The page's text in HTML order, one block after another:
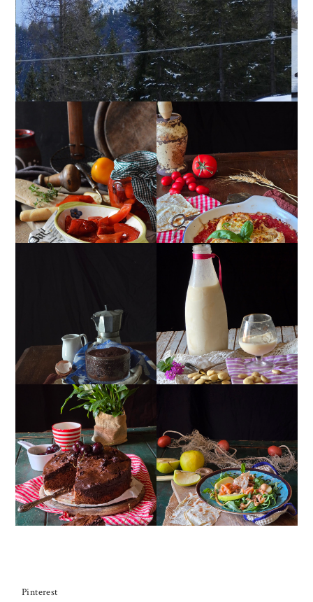
PEPERONI ALLA
PIEMONTESE
GIRANDOLE DI
RICOTTA
MUG CAKE AL
CIOCCOLATO
MANDORLITO
TORTA DOPPIO
CIOCCOLATO E
CILIEGIE
INSALATA DI SALMONE
AFFUMICATO, MELE,
NOCI, RUCOLA
Pinterest